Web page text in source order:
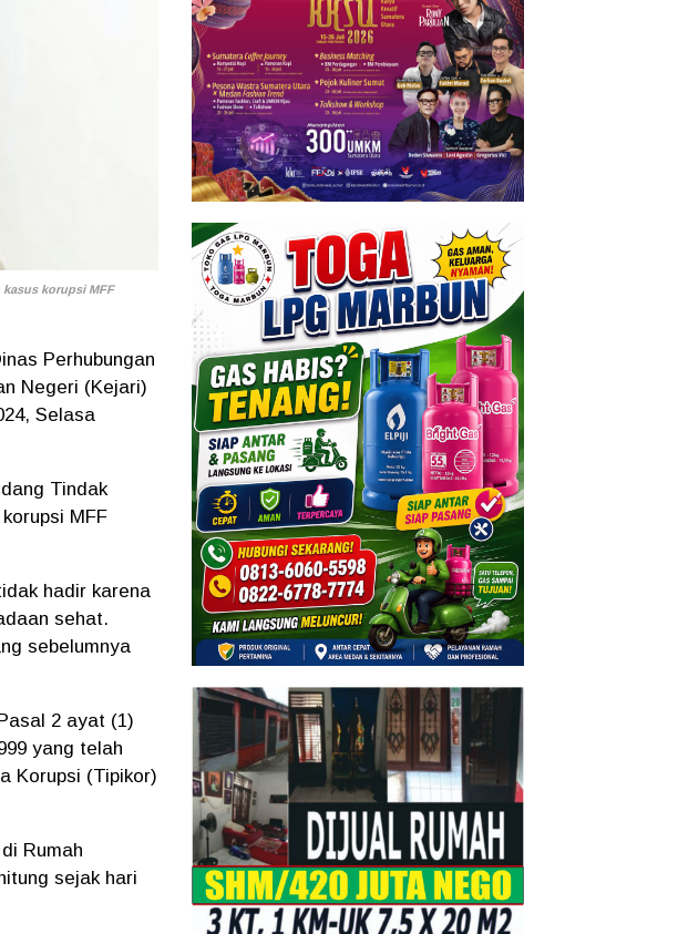
kasus korupsi MFF
Perhubungan
Negeri (Kejari)
Selasa
Tindak
MFF
hadir karena
sehat.
sebelumnya
2 ayat (1)
yang telah
Korupsi (Tipikor)
Rumah
sejak hari